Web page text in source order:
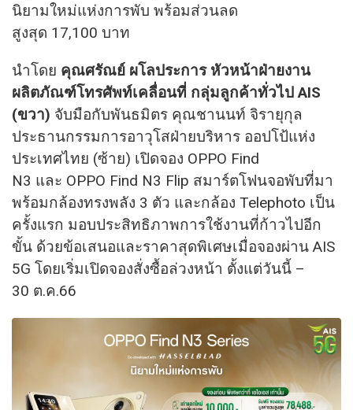
นิยามใหม่แห่งการพับ พร้อมส่วนลด
สูงสุด 17,100 บาท
นำโดย คุณศรัณย์ ผโลประการ หัวหน้าฝ่ายงาน
ผลิตภัณฑ์โทรศัพท์เคลื่อนที่ กลุ่มลูกค้าทั่วไป AIS
(ขวา) จับมือกับพันธมิตร คุณชานนท์ จิรายุกุล
ประธานกรรมการอาวุโสฝ่ายบริหาร ออปโป้แห่ง
ประเทศไทย (ซ้าย) เปิดจอง OPPO Find
N3 และ OPPO Find N3 Flip สมาร์ตโฟนจอพับที่มา
พร้อมกล้องทรงพลัง 3 ตัว และกล้อง Telephoto เป็น
ครั้งแรก มอบประสิทธิภาพการใช้งานที่ก้าวไปอีก
ขั้น ด้วยข้อเสนอและราคาสุดพิเศษเมื่อจองผ่าน AIS
5G โดยเริ่มเปิดจองสั่งซื้อล่วงหน้า ตั้งแต่วันนี้ –
30 ต.ค.66